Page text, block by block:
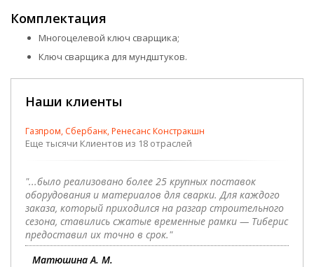
Комплектация
Многоцелевой ключ сварщика;
Ключ сварщика для мундштуков.
Наши клиенты
Газпром, Сбербанк, Ренесанс Констракшн
Еще тысячи Клиентов из 18 отраслей
"...было реализовано более 25 крупных поставок
оборудования и материалов для сварки. Для каждого
заказа, который приходился на разгар строительного
сезона, ставились сжатые временные рамки — Тиберис
предоставил их точно в срок."
Матюшина А. М.